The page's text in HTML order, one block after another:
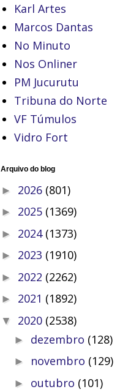
Karl Artes
Marcos Dantas
No Minuto
Nos Onliner
PM Jucurutu
Tribuna do Norte
VF Túmulos
Vidro Fort
Arquivo do blog
► 2026 (801)
► 2025 (1369)
► 2024 (1373)
► 2023 (1910)
► 2022 (2262)
► 2021 (1892)
▼ 2020 (2538)
► dezembro (128)
► novembro (129)
► outubro (101)